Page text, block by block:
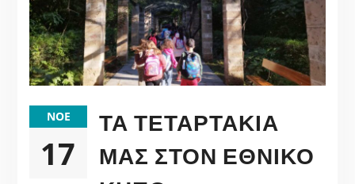
ΝΟΈ
17
ΤΑ ΤΕΤΑΡΤΑΚΙΑ
ΜΑΣ ΣΤΟΝ ΕΘΝΙΚΟ